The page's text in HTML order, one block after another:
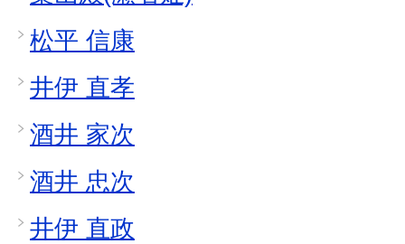
松平 信康
井伊 直孝
酒井 家次
酒井 忠次
井伊 直政